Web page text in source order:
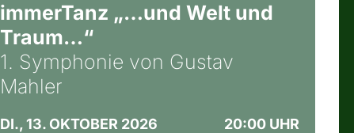
immerTanz „…und Welt und
Traum…“
1. Symphonie von Gustav
Mahler
DI., 13. OKTOBER 2026
20:00 UHR